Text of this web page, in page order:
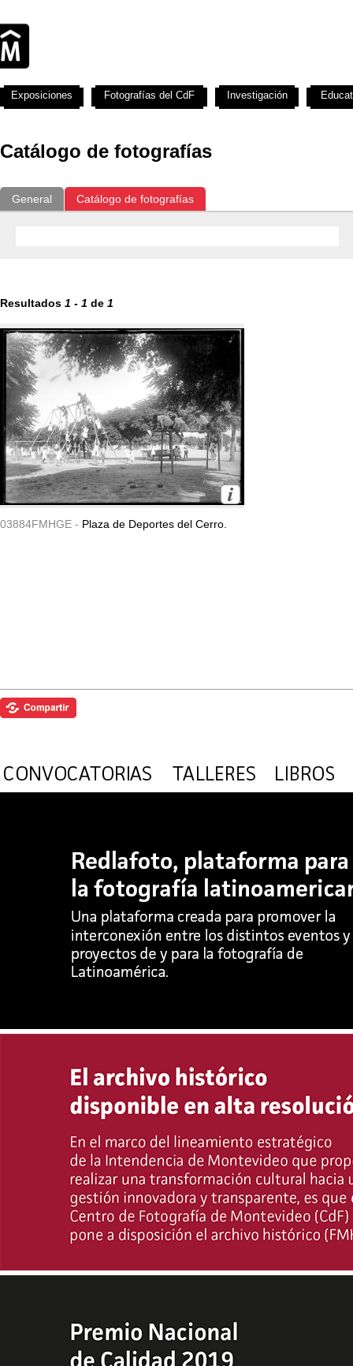
Catálogo de fotografías
General Catálogo de fotografías
Resultados 1 - 1 de 1
03884FMHGE - Plaza de Deportes del Cerro.
Exposiciones Fotografías del CdF Investigación